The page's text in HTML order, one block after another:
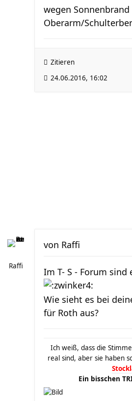
wegen
Oberarm/
Zitieren
24.06.2016, 16:02
Raffi
von Raffi
Im T- S - Forum sind
Wie sieht es bei
für Roth aus?
Ich weiß, dass die
real sind, aber sie haben
Ein bisschen